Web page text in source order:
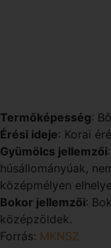
Termőképesség:
Érési ideje: Korai
Gyümölcs jellemzői
húsállományúak,
középmélyen
Bokor jellemzői:
középzöldek.
Forrás: MKNSZ